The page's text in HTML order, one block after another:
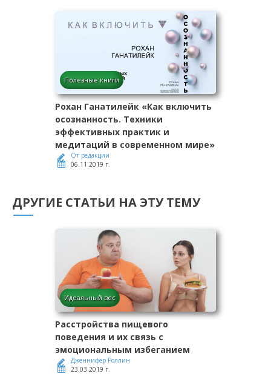
Полезные книги
Рохан Ганатилейк «Как включить
осознанность. Техники
эффективных практик и
медитаций в современном мире»
От редакции
06.11.2019 г.
ДРУГИЕ СТАТЬИ НА ЭТУ ТЕМУ
Идеальный вес
Расстройства пищевого
поведения и их связь с
эмоциональным избеганием
Дженнифер Роллин
23.03.2019 г.